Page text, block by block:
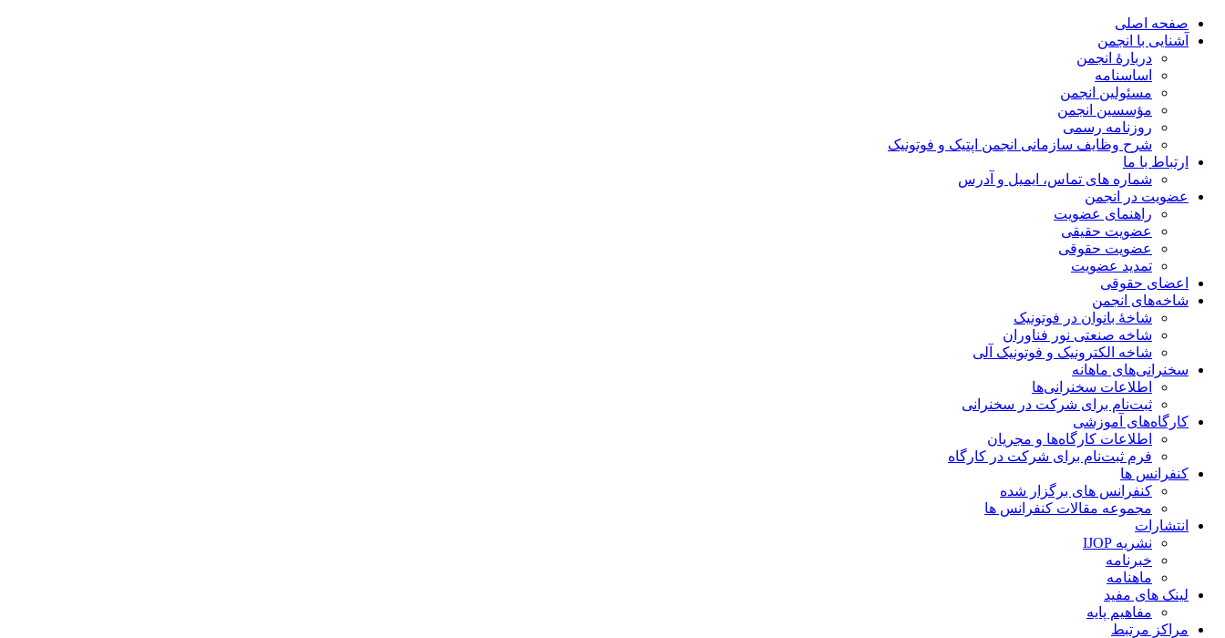
صفحه اصلی
آشنایی با انجمن
دربارۀ انجمن
اساسنامه
مسئولین انجمن
مؤسسین انجمن
روزنامه رسمی
شرح وظایف سازمانی انجمن اپتیک و فوتونیک
ارتباط با ما
شماره های تماس، ایمیل و آدرس
عضویت در انجمن
راهنمای عضویت
عضویت حقیقی
عضویت حقوقی
تمدید عضویت
اعضای حقوقی
شاخه‌های انجمن
شاخۀ بانوان در فوتونیک
شاخه صنعتی نور فناوران
شاخه‌ الکترونیک و فوتونیک آلی
سخنرانی‌های ماهانه
اطلاعات سخنرانی‌‌ها
ثبت‌نام برای شرکت در سخنرانی
کارگاه‌های آموزشی
اطلاعات کارگاه‌ها و مجریان
فرم ثبت‌نام برای شرکت در کارگاه
کنفرانس ها
کنفرانس های برگزار شده
مجموعه مقالات کنفرانس ها
انتشارات
نشریه IJOP
خبرنامه
ماهنامه
لینک های مفید
مفاهیم پایه
مراکز مرتبط